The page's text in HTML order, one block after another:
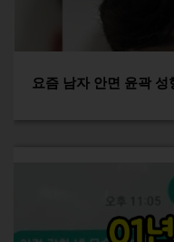
요즘 남자 안면 윤곽 성